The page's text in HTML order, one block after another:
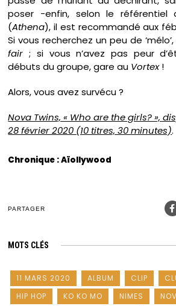
poser -enfin, selon le référentiel
(Athena), il est recommandé aux
Si vous recherchez un peu de
fair ; si vous n’avez pas peur
débuts du groupe, gare au Vortex!
Alors, vous avez survécu ?
Nova Twins, « Who are the girls? »,
28 février 2020 (10 titres, 30 minutes).
Chronique : Aïollywood
PARTAGER
MOTS CLÉS
11 MARS 2020 ALBUM CLIP
HIP HOP
KO KO MO NIMES